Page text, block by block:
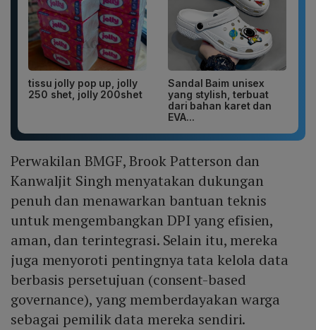
tissu jolly pop up, jolly
250 shet, jolly 200shet
Sandal Baim unisex
yang stylish, terbuat
dari bahan karet dan
EVA...
Perwakilan BMGF, Brook Patterson dan
Kanwaljit Singh menyatakan dukungan
penuh dan menawarkan bantuan teknis
untuk mengembangkan DPI yang efisien,
aman, dan terintegrasi. Selain itu, mereka
juga menyoroti pentingnya tata kelola data
berbasis persetujuan (consent-based
governance), yang memberdayakan warga
sebagai pemilik data mereka sendiri.